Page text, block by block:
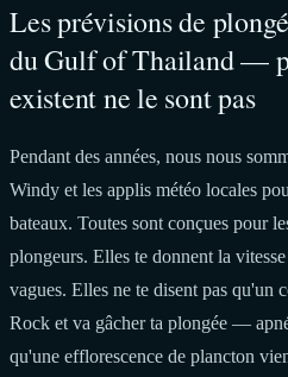
Les prévisions de
du Gulf of Thailand —
existent ne le sont pas
Pendant des années, nous nous
Windy et les applis météo locales
bateaux. Toutes sont conçues pour
plongeurs. Elles te donnent la
vagues. Elles ne te disent pas qu'un
Rock et va gâcher ta plongée —
qu'une efflorescence de plancton